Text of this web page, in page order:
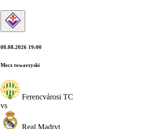
08.08.2026 19:00
Mecz towarzyski
Ferencvárosi TC
vs
Real Madryt